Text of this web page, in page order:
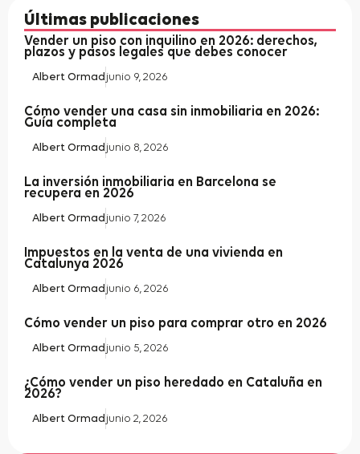
Últimas publicaciones
Vender un piso con inquilino en 2026: derechos,
plazos y pasos legales que debes conocer
Albert Ormad junio 9, 2026
Cómo vender una casa sin inmobiliaria en 2026:
Guía completa
Albert Ormad junio 8, 2026
La inversión inmobiliaria en Barcelona se
recupera en 2026
Albert Ormad junio 7, 2026
Impuestos en la venta de una vivienda en
Catalunya 2026
Albert Ormad junio 6, 2026
Cómo vender un piso para comprar otro en 2026
Albert Ormad junio 5, 2026
¿Cómo vender un piso heredado en Cataluña en
2026?
Albert Ormad junio 2, 2026